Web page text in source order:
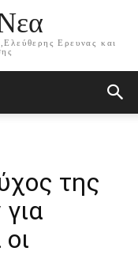
Ερευνας και
της